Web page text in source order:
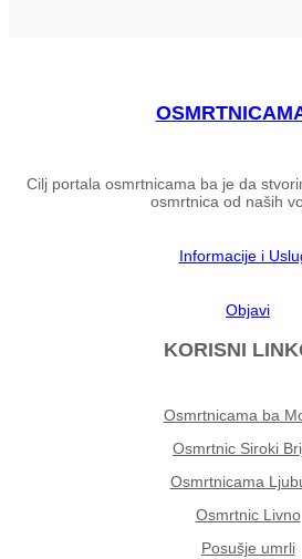
Cilj portala osmrtnicama ba je da
osmrtnica od naših
Informacije i
Objavi
KORISNI
Osmrtnicama ba
Osmrtnic Siroki
Osmrtnicama
Osmrtnic Livno
Posušje umrli